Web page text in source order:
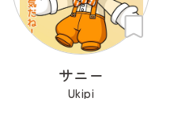
サニー
Ukipi